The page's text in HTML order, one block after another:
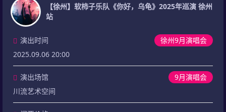
【徐州】软柿子乐队《你好，乌龟》2025年巡演 徐州
站
徐州9月演唱会
演出时间
2025.09.06 20:00
9月演唱会
演出场馆
川流艺术空间